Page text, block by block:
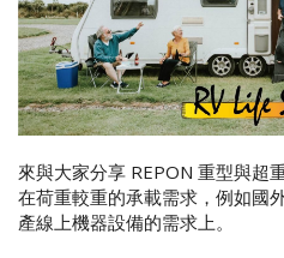
來與大家分享 REPON 重型與超
在荷重較重的承載需求，例如國
產線上機器設備的需求上。